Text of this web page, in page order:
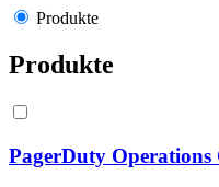
Produkte
Produkte
PagerDuty Operations